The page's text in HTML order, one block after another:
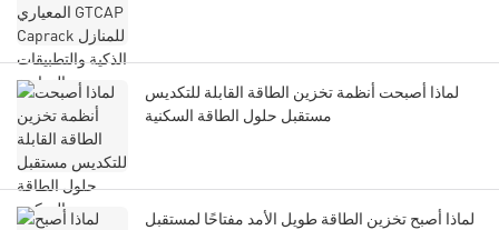
لماذا أصبحت أنظمة تخزين الطاقة القابلة للتكديس
مستقبل حلول الطاقة السكنية
لماذا أصبح تخزين الطاقة طويل الأمد مفتاحًا لمستقبل